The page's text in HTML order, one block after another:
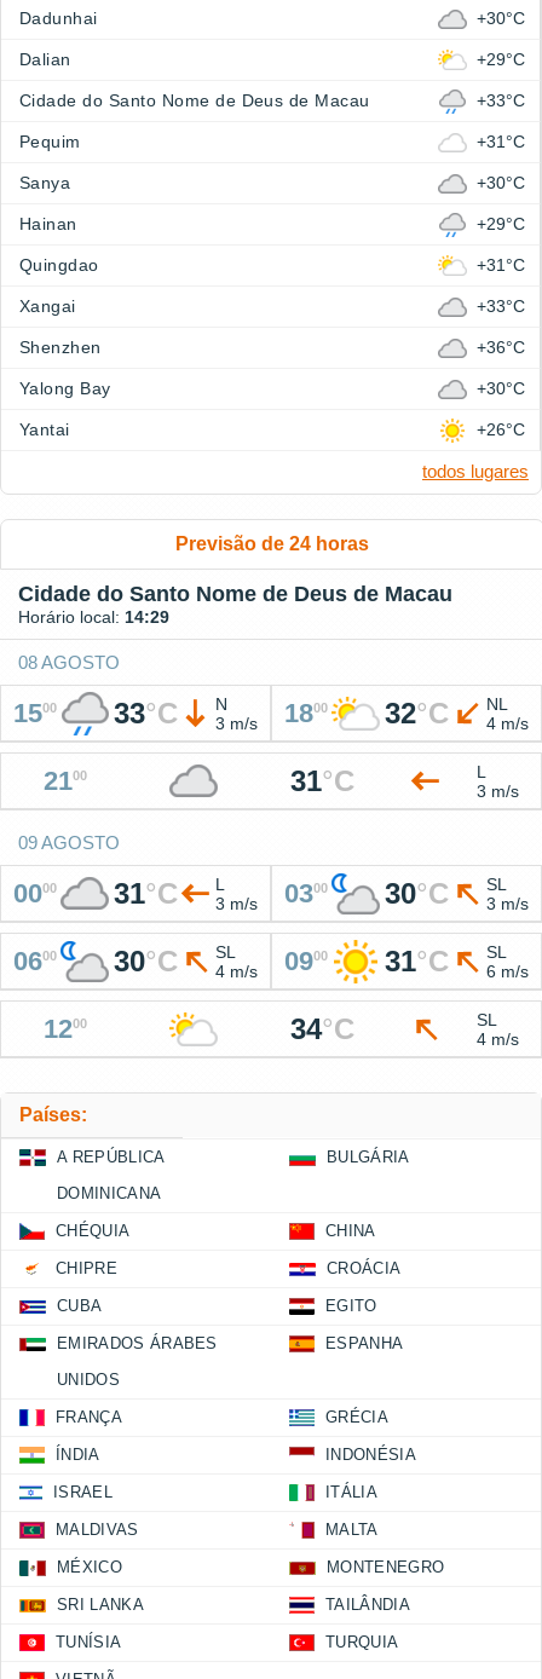
Dadunhai +30°C
Dalian +29°C
Cidade do Santo Nome de Deus de Macau +33°C
Pequim +31°C
Sanya +30°C
Hainan +29°C
Quingdao +31°C
Xangai +33°C
Shenzhen +36°C
Yalong Bay +30°C
Yantai +26°C
todos lugares
Previsão de 24 horas
Cidade do Santo Nome de Deus de Macau
Horário local: 14:29
08 AGOSTO
1500 33°C
N
3 m/s
1800 32°C
NL
4 m/s
2100 31°C
L
3 m/s
09 AGOSTO
0000 31°C
L
3 m/s
0300 30°C
SL
3 m/s
0600 30°C
SL
4 m/s
0900 31°C
SL
6 m/s
1200 34°C
SL
4 m/s
Países:
A REPÚBLICA
DOMINICANA
BULGÁRIA
CHÉQUIA CHINA
CHIPRE CROÁCIA
CUBA EGITO
EMIRADOS ÁRABES
UNIDOS
ESPANHA
FRANÇA GRÉCIA
ÍNDIA INDONÉSIA
ISRAEL ITÁLIA
MALDIVAS MALTA
MÉXICO MONTENEGRO
SRI LANKA TAILÂNDIA
TUNÍSIA TURQUIA